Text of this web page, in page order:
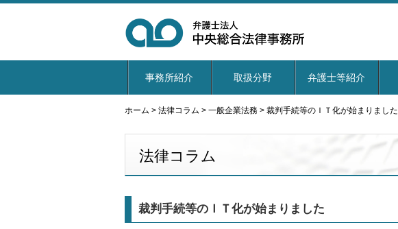
事務所紹介 取扱分野 弁護士等紹介
ホーム > 法律コラム > 一般企業法務 > 裁判手続等のＩＴ化が始まりました
法律コラム
裁判手続等のＩＴ化が始まりました